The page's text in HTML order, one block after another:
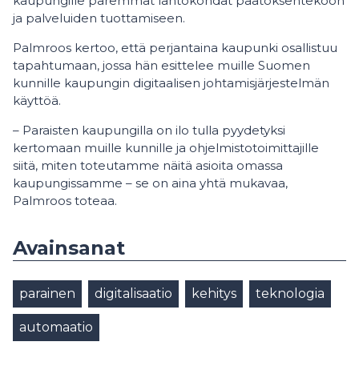
ja palveluiden tuottamiseen.
Palmroos kertoo, että perjantaina kaupunki osallistuu
tapahtumaan, jossa hän esittelee muille Suomen
kunnille kaupungin digitaalisen johtamisjärjestelmän
käyttöä.
– Paraisten kaupungilla on ilo tulla pyydetyksi
kertomaan muille kunnille ja ohjelmistotoimittajille
siitä, miten toteutamme näitä asioita omassa
kaupungissamme – se on aina yhtä mukavaa,
Palmroos toteaa.
Avainsanat
parainen digitalisaatio kehitys teknologia
automaatio